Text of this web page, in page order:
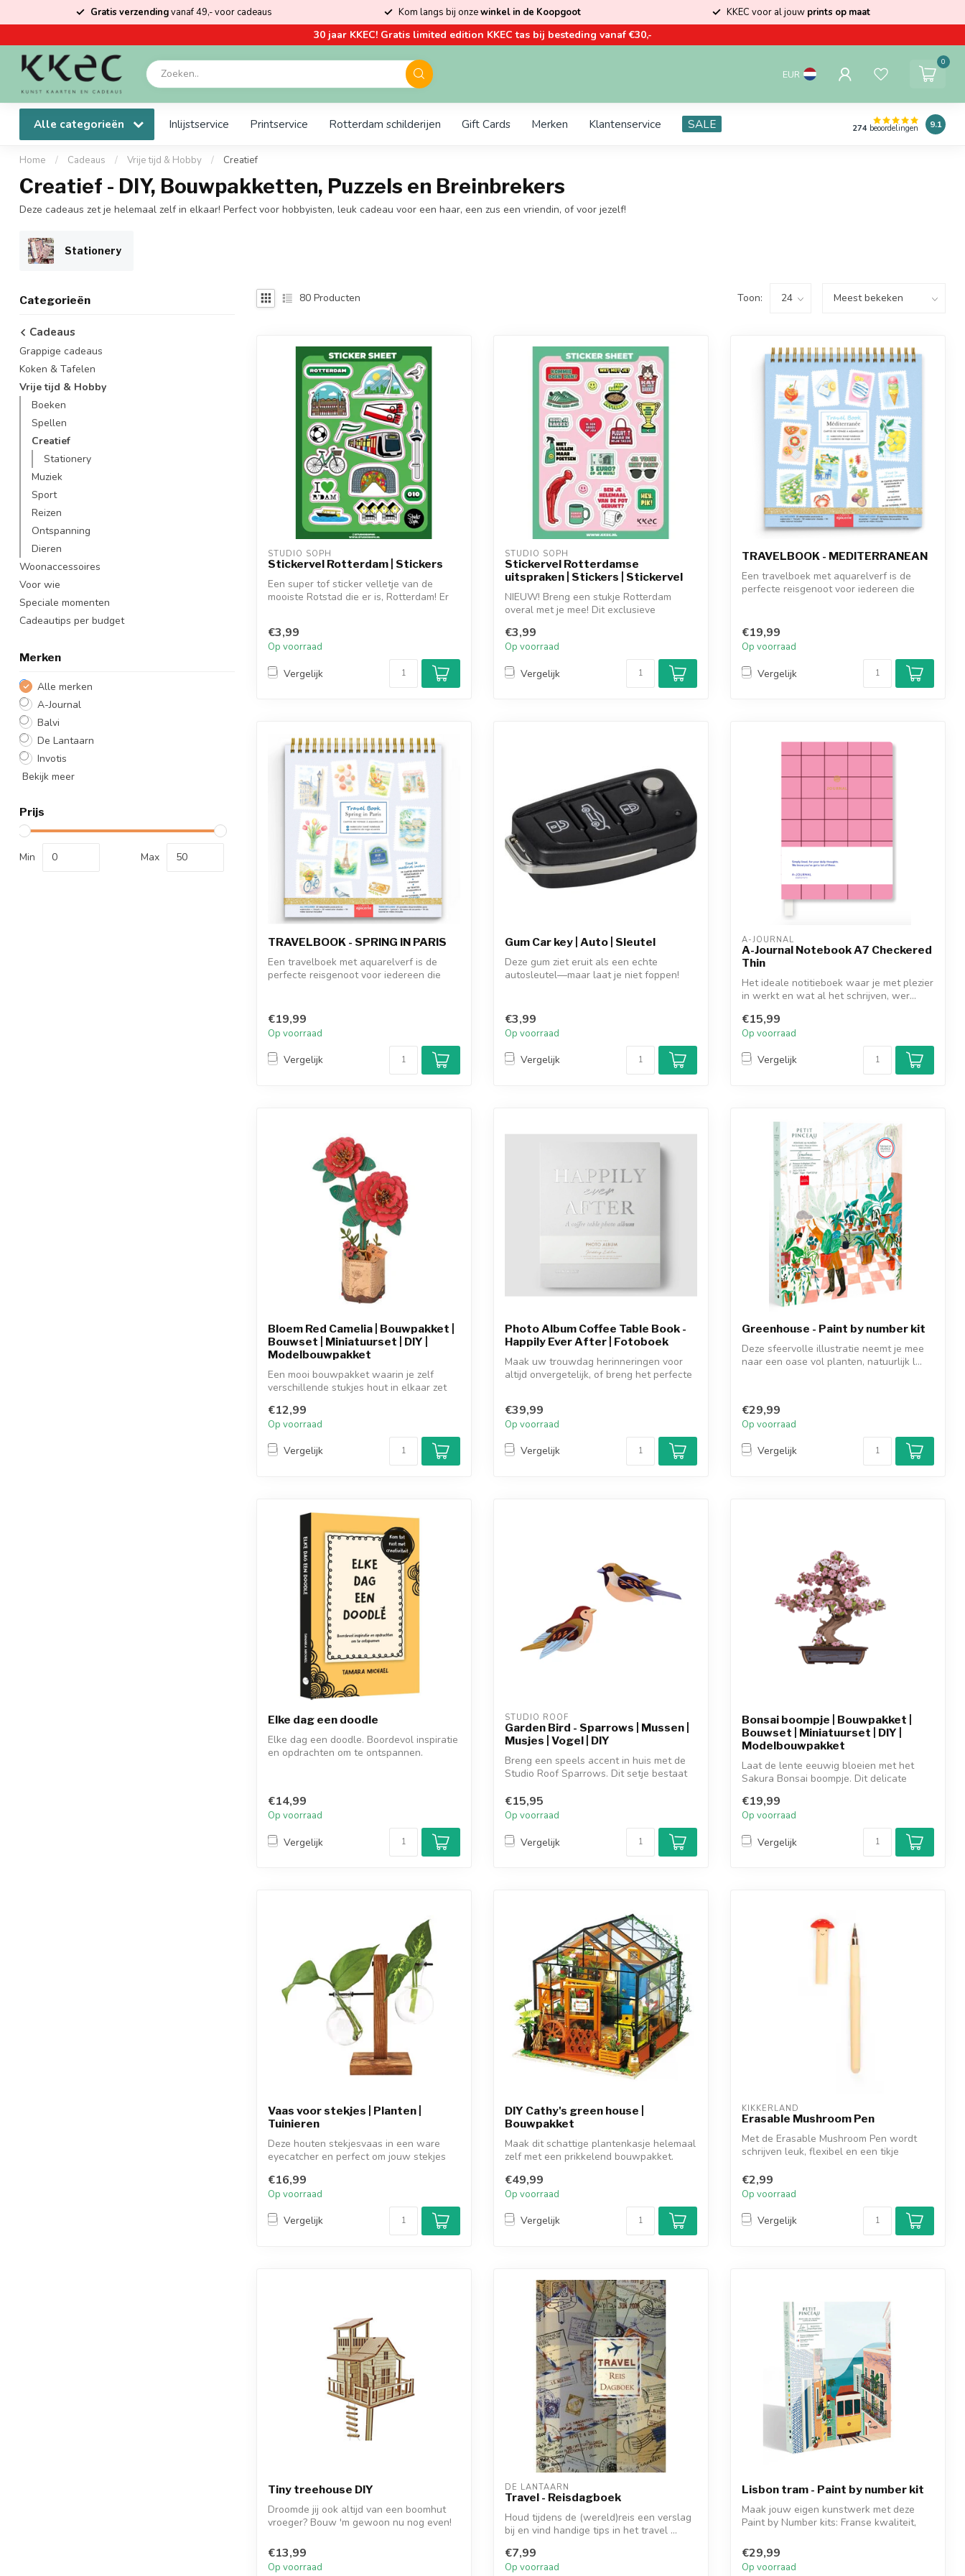
Gratis verzendingvanaf 49,- voor cadeaus Kom langs bij onzewinkel in de Koopgoot KKEC voor al jouw prints op maat
30 jaar KKEC! Gratis limited edition KKEC tas bij besteding vanaf €30,-
EUR
0
Alle categorieën Inlijstservice Printservice Rotterdam schilderijen Gift Cards Merken Klantenservice SALE 274 beoordelingen 9.1
Home / Cadeaus / Vrije tijd & Hobby / Creatief
Creatief - DIY, Bouwpakketten, Puzzels en Breinbrekers
Deze cadeaus zet je helemaal zelf in elkaar! Perfect voor hobbyisten, leuk cadeau voor een haar, een zus een vriendin, of voor jezelf!
Stationery
Categorieën
Cadeaus
Grappige cadeaus
Koken & Tafelen
Vrije tijd & Hobby
Boeken
Spellen
Creatief
Stationery
Muziek
Sport
Reizen
Ontspanning
Dieren
Woonaccessoires
Voor wie
Speciale momenten
Cadeautips per budget
Merken
Alle merken
A-Journal
Balvi
De Lantaarn
Invotis
Bekijk meer
Prijs
Min Max
80 Producten Toon:
STUDIO SOPH
Stickervel Rotterdam | Stickers
Een super tof sticker velletje van de
mooiste Rotstad die er is, Rotterdam! Er
€3,99
Op voorraad
Vergelijk
STUDIO SOPH
Stickervel Rotterdamse
uitspraken | Stickers | Stickervel
NIEUW! Breng een stukje Rotterdam
overal met je mee! Dit exclusieve
€3,99
Op voorraad
Vergelijk
TRAVELBOOK - MEDITERRANEAN
Een travelboek met aquarelverf is de
perfecte reisgenoot voor iedereen die
€19,99
Op voorraad
Vergelijk
TRAVELBOOK - SPRING IN PARIS
Een travelboek met aquarelverf is de
perfecte reisgenoot voor iedereen die
€19,99
Op voorraad
Vergelijk
Gum Car key | Auto | Sleutel
Deze gum ziet eruit als een echte
autosleutel—maar laat je niet foppen!
€3,99
Op voorraad
Vergelijk
A-JOURNAL
A-Journal Notebook A7 Checkered
Thin
Het ideale notitieboek waar je met plezier
in werkt en wat al het schrijven, wer...
€15,99
Op voorraad
Vergelijk
Bloem Red Camelia | Bouwpakket |
Bouwset | Miniatuurset | DIY |
Modelbouwpakket
Een mooi bouwpakket waarin je zelf
verschillende stukjes hout in elkaar zet
€12,99
Op voorraad
Vergelijk
Photo Album Coffee Table Book -
Happily Ever After | Fotoboek
Maak uw trouwdag herinneringen voor
altijd onvergetelijk, of breng het perfecte
€39,99
Op voorraad
Vergelijk
Greenhouse - Paint by number kit
Deze sfeervolle illustratie neemt je mee
naar een oase vol planten, natuurlijk l...
€29,99
Op voorraad
Vergelijk
Elke dag een doodle
Elke dag een doodle. Boordevol inspiratie
en opdrachten om te ontspannen.
€14,99
Op voorraad
Vergelijk
STUDIO ROOF
Garden Bird - Sparrows | Mussen |
Musjes | Vogel | DIY
Breng een speels accent in huis met de
Studio Roof Sparrows. Dit setje bestaat
€15,95
Op voorraad
Vergelijk
Bonsai boompje | Bouwpakket |
Bouwset | Miniatuurset | DIY |
Modelbouwpakket
Laat de lente eeuwig bloeien met het
Sakura Bonsai boompje. Dit delicate
€19,99
Op voorraad
Vergelijk
Vaas voor stekjes | Planten |
Tuinieren
Deze houten stekjesvaas in een ware
eyecatcher en perfect om jouw stekjes
€16,99
Op voorraad
Vergelijk
DIY Cathy's green house |
Bouwpakket
Maak dit schattige plantenkasje helemaal
zelf met een prikkelend bouwpakket.
€49,99
Op voorraad
Vergelijk
KIKKERLAND
Erasable Mushroom Pen
Met de Erasable Mushroom Pen wordt
schrijven leuk, flexibel en een tikje
€2,99
Op voorraad
Vergelijk
Tiny treehouse DIY
Droomde jij ook altijd van een boomhut
vroeger? Bouw 'm gewoon nu nog even!
€13,99
Op voorraad
DE LANTAARN
Travel - Reisdagboek
Houd tijdens de (wereld)reis een verslag
bij en vind handige tips in het travel ...
€7,99
Op voorraad
Lisbon tram - Paint by number kit
Maak jouw eigen kunstwerk met deze
Paint by Number kits: Franse kwaliteit,
€29,99
Op voorraad